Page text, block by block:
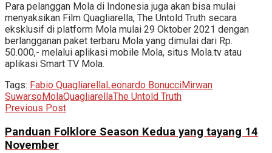
Para pelanggan Mola di Indonesia juga akan bisa mulai
menyaksikan Film Quagliarella, The Untold Truth secara
eksklusif di platform Mola mulai 29 Oktober 2021 dengan
berlangganan paket terbaru Mola yang dimulai dari Rp.
50.000,- melalui aplikasi mobile Mola, situs Mola.tv atau
aplikasi Smart TV Mola.
Tags: Fabio QuagliarellaLeonardo BonucciMirwan
SuwarsoMolaQuagliarellaThe Untold Truth
Previous Post
Panduan Folklore Season Kedua yang tayang 14
November